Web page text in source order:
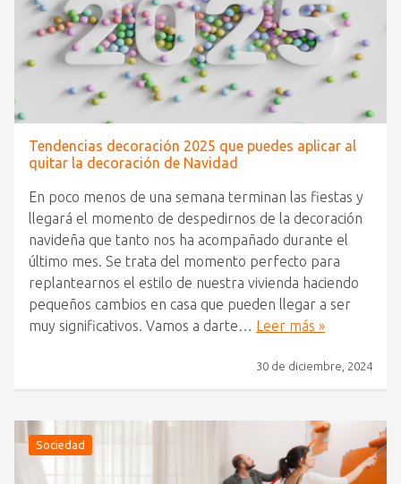
Tendencias decoración 2025 que puedes aplicar al
quitar la decoración de Navidad
En poco menos de una semana terminan las fiestas y
llegará el momento de despedirnos de la decoración
navideña que tanto nos ha acompañado durante el
último mes. Se trata del momento perfecto para
replantearnos el estilo de nuestra vivienda haciendo
pequeños cambios en casa que pueden llegar a ser
muy significativos. Vamos a darte… Leer más »
30 de diciembre, 2024
Sociedad